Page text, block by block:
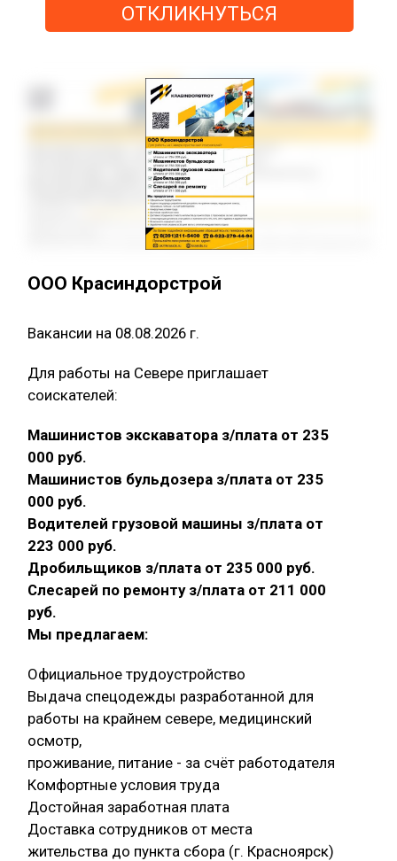
ОТКЛИКНУТЬСЯ
ООО Красиндорстрой
Вакансии на 08.08.2026 г.
Для работы на Севере приглашает
соискателей:
Машинистов экскаватора з/плата от 235
000 руб.
Машинистов бульдозера з/плата от 235
000 руб.
Водителей грузовой машины з/плата от
223 000 руб.
Дробильщиков з/плата от 235 000 руб.
Слесарей по ремонту з/плата от 211 000
руб.
Мы предлагаем:
Официальное трудоустройство
Выдача спецодежды разработанной для
работы на крайнем севере, медицинский
осмотр,
проживание, питание - за счёт работодателя
Комфортные условия труда
Достойная заработная плата
Доставка сотрудников от места
жительства до пункта сбора (г. Красноярск)